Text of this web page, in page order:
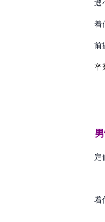
着
前
卒
定
着